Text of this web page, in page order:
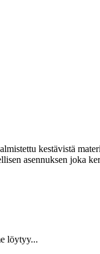
kestävistä
asennuksen joka
löytyy...